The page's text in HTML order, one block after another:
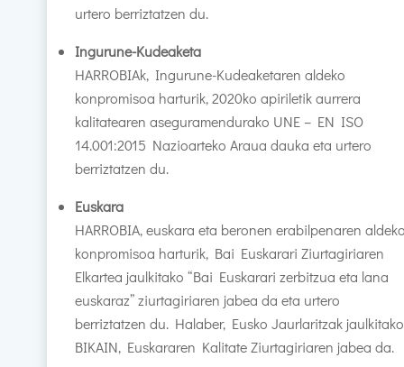
urtero berriztatzen du.
Ingurune-Kudeaketa
HARROBIAk, Ingurune-Kudeaketaren aldeko
konpromisoa harturik, 2020ko apiriletik aurrera
kalitatearen aseguramendurako UNE – EN ISO
14.001:2015 Nazioarteko Araua dauka eta urtero
berriztatzen du.
Euskara
HARROBIA, euskara eta beronen erabilpenaren
konpromisoa harturik, Bai Euskarari Ziurtagiriaren
Elkartea jaulkitako “Bai Euskarari zerbitzua eta lana
euskaraz” ziurtagiriaren jabea da eta urtero
berriztatzen du. Halaber, Eusko Jaurlaritzak jaulkitako
BIKAIN, Euskararen Kalitate Ziurtagiriaren jabea da.